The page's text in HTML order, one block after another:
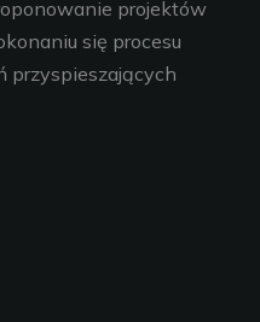
projektów
się procesu
przyspieszających